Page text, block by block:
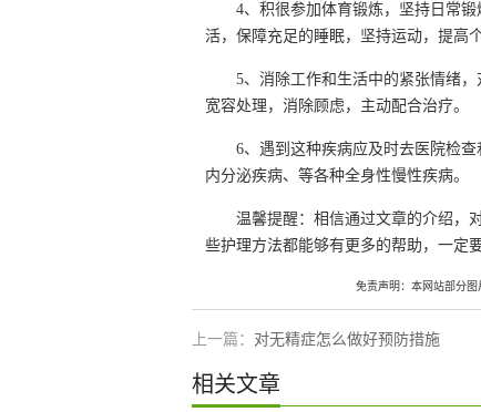
4、积很参加体育锻炼，坚持日常
活，保障充足的睡眠，坚持运动，提高
5、消除工作和生活中的紧张情绪
宽容处理，消除顾虑，主动配合治疗。
6、遇到这种疾病应及时去医院检
内分泌疾病、等各种全身性慢性疾病。
温馨提醒：相信通过文章的介绍，
些护理方法都能够有更多的帮助，一定
免责声明：本网站部分图
上一篇： 对无精症怎么做好预防措施
相关文章